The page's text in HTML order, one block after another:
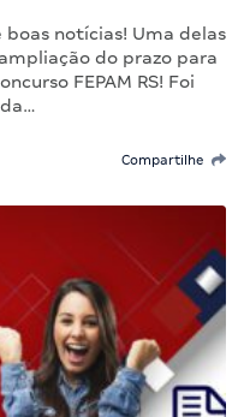
boas notícias! Uma delas
do prazo para
FEPAM RS! Foi
Compartilhe